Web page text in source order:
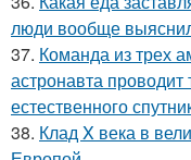
люди вообще
37. Команда из трех
астронавта проводит
естественного
38. Клад X века в